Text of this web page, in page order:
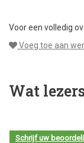
Voor een volledig
Voeg toe aan
Wat
Schrijf uw